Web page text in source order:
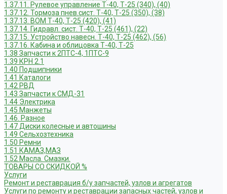
1.37.11. Рулевое управление Т-40, Т-25 (340), (40)
1.37.12. Тормоза пнев.сист. Т-40, Т-25 (350), (38)
1.37.13. ВОМ Т-40, Т-25 (420), (41)
1.37.14. Гидравл. сист. Т-40, Т-25 (461), (22)
1.37.15. Устройство навесн. Т-40, Т-25 (462), (56)
1.37.16. Кабина и облицовка Т-40, Т-25
1.38 Запчасти к 2ПТС-4, 1ПТС-9
1.39 КРН 2.1
1.40 Подшипники
1.41 Каталоги
1.42 РВД
1.43 Запчасти к СМД-31
1.44 Электрика
1.45 Манжеты
1.46. Разное
1.47 Диски колесные и автошины
1.49 Сельхозтехника
1.50 Ремни
1.51 КАМАЗ,МАЗ
1.52 Масла. Смазки.
ТОВАРЫ СО СКИДКОЙ %
Услуги
Ремонт и реставрация б/у запчастей, узлов и агрегатов
Услуги по ремонту и реставрации запасных частей, узлов и